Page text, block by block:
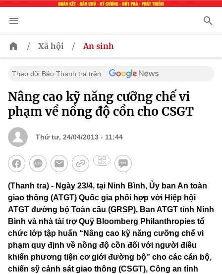
/ Xã hội / An sinh
Theo dõi Báo Thanh tra trên
Nâng cao kỹ năng cưỡng chế vi
phạm về nồng độ cồn cho CSGT
Thứ tư, 24/04/2013 - 11:44
(Thanh tra) - Ngày 23/4, tại Ninh Bình, Ủy ban An toàn
giao thông (ATGT) Quốc gia phối hợp với Hiệp hội
ATGT đường bộ Toàn cầu (GRSP), Ban ATGT tỉnh Ninh
Bình và nhà tài trợ Quỹ Bloomberg Philanthropies tổ
chức lớp tập huấn “Nâng cao kỹ năng cưỡng chế vi
phạm quy định về nồng độ cồn đối với người điều
khiển phương tiện cơ giới đường bộ” cho các cán bộ,
chiến sỹ cảnh sát giao thông (CSGT), Công an tỉnh